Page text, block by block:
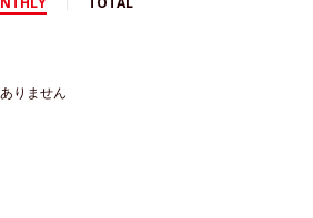
りません